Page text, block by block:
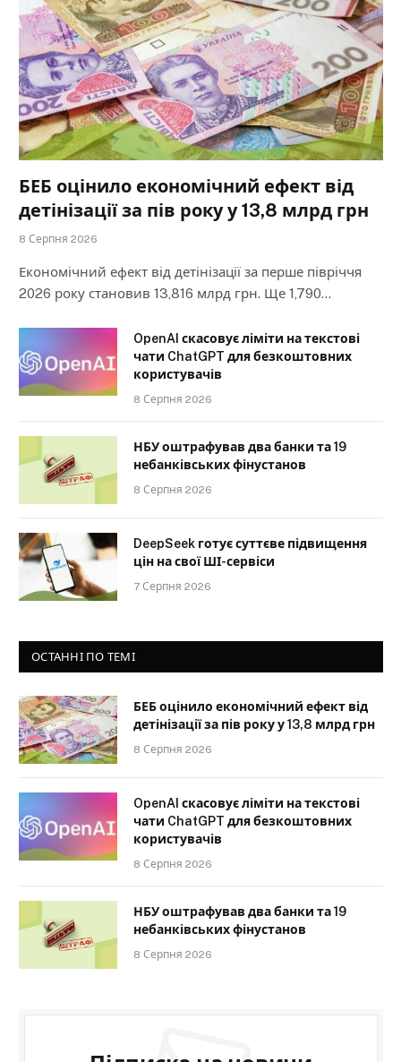
БЕБ оцінило економічний ефект від
детінізації за пів року у 13,8 млрд грн
8 Серпня 2026
Економічний ефект від детінізації за перше півріччя
2026 року становив 13,816 млрд грн. Ще 1,790…
OpenAI скасовує ліміти на текстові
чати ChatGPT для безкоштовних
користувачів
8 Серпня 2026
НБУ оштрафував два банки та 19
небанківських фінустанов
8 Серпня 2026
DeepSeek готує суттєве підвищення
цін на свої ШІ-сервіси
7 Серпня 2026
ОСТАННІ ПО ТЕМІ
БЕБ оцінило економічний ефект від
детінізації за пів року у 13,8 млрд грн
8 Серпня 2026
OpenAI скасовує ліміти на текстові
чати ChatGPT для безкоштовних
користувачів
8 Серпня 2026
НБУ оштрафував два банки та 19
небанківських фінустанов
8 Серпня 2026